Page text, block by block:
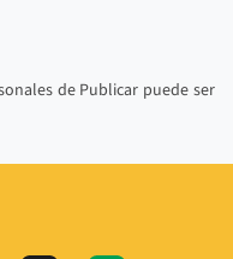
de Publicar puede ser